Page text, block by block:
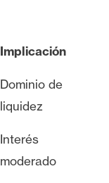
Implicación
Dominio de
liquidez
Interés
moderado